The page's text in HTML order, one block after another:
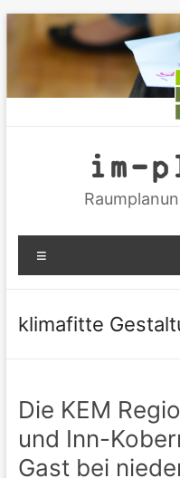
Zum
Inhalt
springen
im-
klimafitte
Die KEM
und Inn-
Gast bei